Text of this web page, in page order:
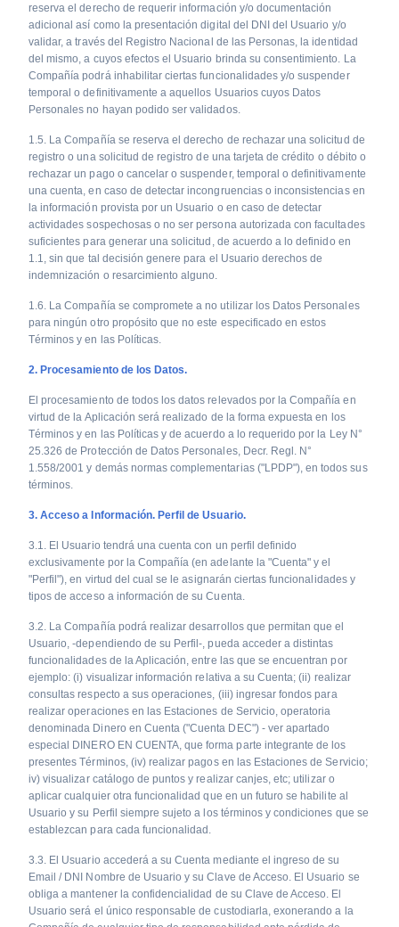
reserva el derecho de requerir información y/o documentación
adicional así como la presentación digital del DNI del Usuario y/o
validar, a través del Registro Nacional de las Personas, la identidad
del mismo, a cuyos efectos el Usuario brinda su consentimiento. La
Compañía podrá inhabilitar ciertas funcionalidades y/o suspender
temporal o definitivamente a aquellos Usuarios cuyos Datos
Personales no hayan podido ser validados.
1.5. La Compañía se reserva el derecho de rechazar una solicitud de
registro o una solicitud de registro de una tarjeta de crédito o débito o
rechazar un pago o cancelar o suspender, temporal o definitivamente
una cuenta, en caso de detectar incongruencias o inconsistencias en
la información provista por un Usuario o en caso de detectar
actividades sospechosas o no ser persona autorizada con facultades
suficientes para generar una solicitud, de acuerdo a lo definido en
1.1, sin que tal decisión genere para el Usuario derechos de
indemnización o resarcimiento alguno.
1.6. La Compañía se compromete a no utilizar los Datos Personales
para ningún otro propósito que no este especificado en estos
Términos y en las Políticas.
2. Procesamiento de los Datos.
El procesamiento de todos los datos relevados por la Compañía en
virtud de la Aplicación será realizado de la forma expuesta en los
Términos y en las Políticas y de acuerdo a lo requerido por la Ley N°
25.326 de Protección de Datos Personales, Decr. Regl. N°
1.558/2001 y demás normas complementarias ("LPDP"), en todos sus
términos.
3. Acceso a Información. Perfil de Usuario.
3.1. El Usuario tendrá una cuenta con un perfil definido
exclusivamente por la Compañía (en adelante la "Cuenta" y el
"Perfil"), en virtud del cual se le asignarán ciertas funcionalidades y
tipos de acceso a información de su Cuenta.
3.2. La Compañía podrá realizar desarrollos que permitan que el
Usuario, -dependiendo de su Perfil-, pueda acceder a distintas
funcionalidades de la Aplicación, entre las que se encuentran por
ejemplo: (i) visualizar información relativa a su Cuenta; (ii) realizar
consultas respecto a sus operaciones, (iii) ingresar fondos para
realizar operaciones en las Estaciones de Servicio, operatoria
denominada Dinero en Cuenta ("Cuenta DEC") - ver apartado
especial DINERO EN CUENTA, que forma parte integrante de los
presentes Términos, (iv) realizar pagos en las Estaciones de Servicio;
iv) visualizar catálogo de puntos y realizar canjes, etc; utilizar o
aplicar cualquier otra funcionalidad que en un futuro se habilite al
Usuario y su Perfil siempre sujeto a los términos y condiciones que se
establezcan para cada funcionalidad.
3.3. El Usuario accederá a su Cuenta mediante el ingreso de su
Email / DNI Nombre de Usuario y su Clave de Acceso. El Usuario se
obliga a mantener la confidencialidad de su Clave de Acceso. El
Usuario será el único responsable de custodiarla, exonerando a la